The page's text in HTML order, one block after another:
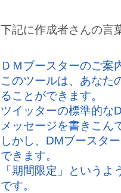
下記に作成者さんの言
ＤＭブースターのご案
このツールは、あなた
ることができます。
ツイッターの標準的な
メッセージを書きこん
しかし、DMブースタ
できます。
「期間限定」という
です。